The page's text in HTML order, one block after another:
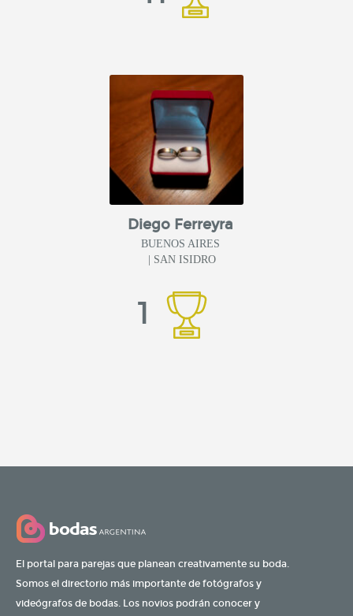
Diego Ferreyra
BUENOS AIRES
| SAN ISIDRO
1
El portal para parejas que planean creativamente su boda.
Somos el directorio más importante de fotógrafos y
videógrafos de bodas. Los novios podrán conocer y